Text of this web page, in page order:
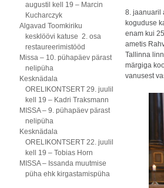
augustil kell 19 – Marcin
Kucharczyk
Algavad Toomkiriku
kesklöövi katuse 2. osa
restaureerimistööd
Missa – 10. pühapäev pärast
nelipüha
Kesknädala
ORELIKONTSERT 29. juulil
kell 19 – Kadri Traksmann
MISSA – 9. pühapäev pärast
nelipüha
Kesknädala
ORELIKONTSERT 22. juulil
kell 19 – Tobias Horn
MISSA – Issanda muutmise
püha ehk kirgastamispüha
8. jaanuaril
koguduse
enam kui
ametis
Tallinna
märgiga
vanusest